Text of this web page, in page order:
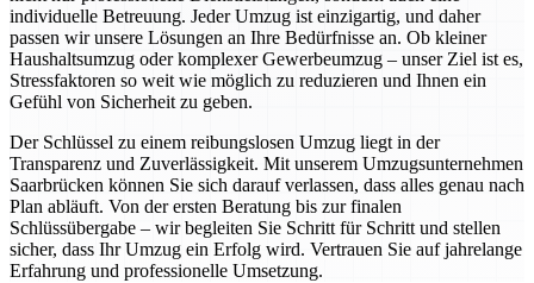
individuelle Betreuung. Jeder Umzug ist einzigartig, und daher
passen wir unsere Lösungen an Ihre Bedürfnisse an. Ob kleiner
Haushaltsumzug oder komplexer Gewerbeumzug – unser Ziel ist es,
Stressfaktoren so weit wie möglich zu reduzieren und Ihnen ein
Gefühl von Sicherheit zu geben.
Der Schlüssel zu einem reibungslosen Umzug liegt in der
Transparenz und Zuverlässigkeit. Mit unserem Umzugsunternehmen
Saarbrücken können Sie sich darauf verlassen, dass alles genau nach
Plan abläuft. Von der ersten Beratung bis zur finalen
Schlüssübergabe – wir begleiten Sie Schritt für Schritt und stellen
sicher, dass Ihr Umzug ein Erfolg wird. Vertrauen Sie auf jahrelange
Erfahrung und professionelle Umsetzung.